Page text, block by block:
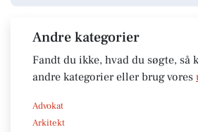
Andre kategorier
Fandt du ikke, hvad du søgte, så
andre kategorier eller brug vores
Advokat
Arkitekt